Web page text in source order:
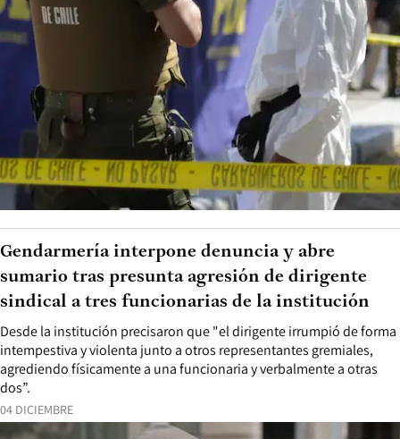
04 DICIEMBRE
Desde la institución precisaron que "el dirigente irrumpió de forma
intempestiva y violenta junto a otros representantes gremiales,
agrediendo físicamente a una funcionaria y verbalmente a otras
dos”.
Gendarmería interpone denuncia y abre
sumario tras presunta agresión de dirigente
sindical a tres funcionarias de la institución